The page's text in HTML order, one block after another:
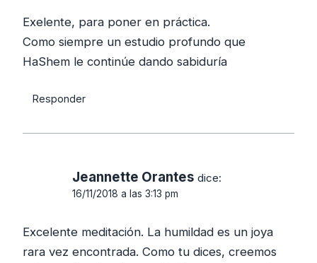
Exelente, para poner en práctica.
Como siempre un estudio profundo que
HaShem le continúe dando sabiduría
Responder
Jeannette Orantes dice:
16/11/2018 a las 3:13 pm
Excelente meditación. La humildad es un joya
rara vez encontrada. Como tu dices, creemos